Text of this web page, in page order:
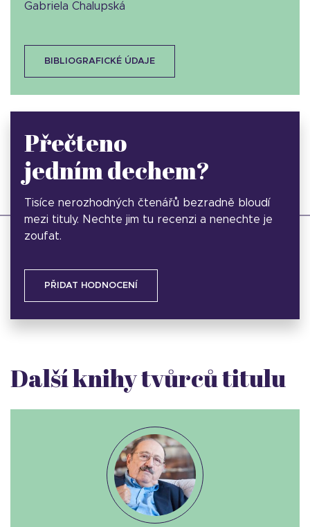
Gabriela Chalupská
BIBLIOGRAFICKÉ ÚDAJE
Přečteno
jedním dechem?
Tisíce nerozhodných čtenářů bezradně bloudí
mezi tituly. Nechte jim tu recenzi a nenechte je
zoufat.
PŘIDAT HODNOCENÍ
Další knihy tvůrců titulu